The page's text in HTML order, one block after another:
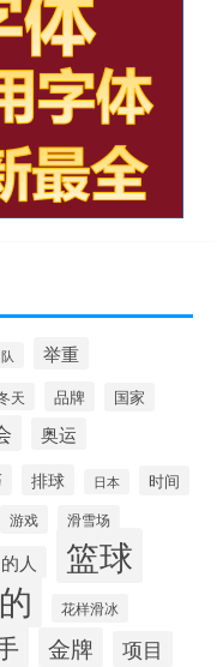
举重
天 品牌 国家
奥运
排球 日本 时间
游戏 滑雪场
的人 篮球
花样滑冰
金牌 项目